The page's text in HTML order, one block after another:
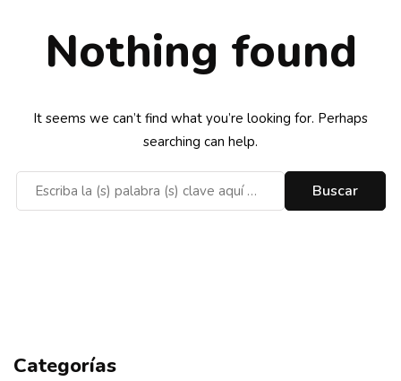
Nothing found
It seems we can’t find what you’re looking for. Perhaps
searching can help.
Categorías